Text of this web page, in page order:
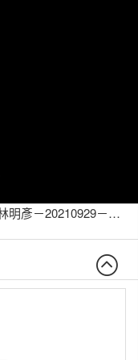
110-1－醫病風險數據與醫療照護管理－林明彥－20210929－健康量性方法與健康資料-6